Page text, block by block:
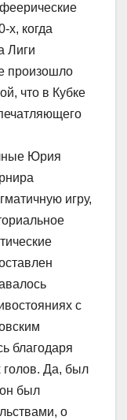
х, когда
Лиги
произошло
что в Кубке
Юрия
игру,
с
благодаря
голов. Да, был
был
о